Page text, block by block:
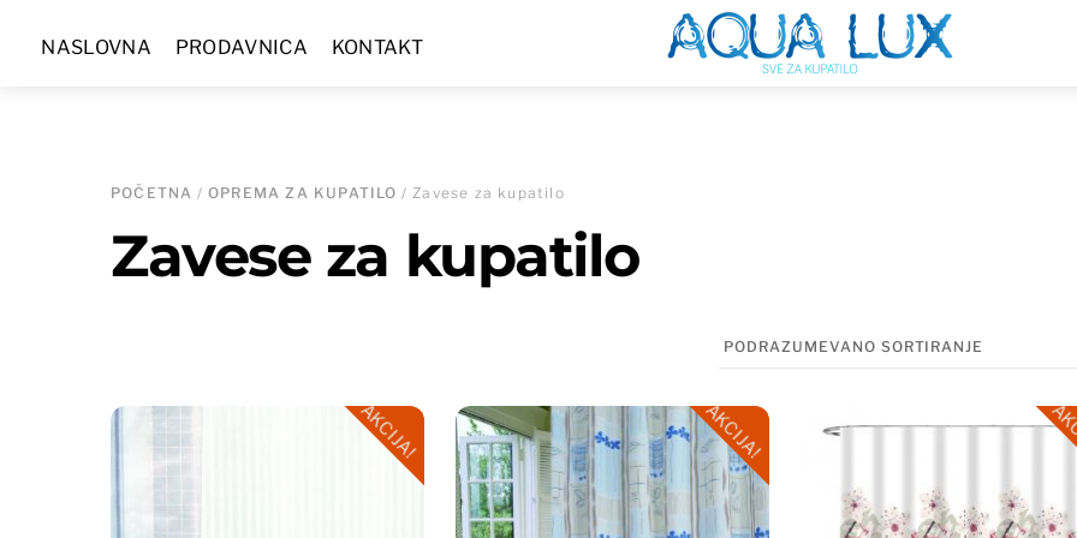
Menu
NASLOVNA PRODAVNICA KONTAKT
POČETNA /OPREMA ZA KUPATILO / Zavese za kupatilo
Zavese za kupatilo
AKCIJA! AKCIJA!